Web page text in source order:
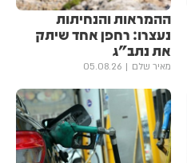
ההמראות והנחיתות
נעצרו: רחפן אחד שיתק
את נתב"ג
מאיר שלם 05.08.26